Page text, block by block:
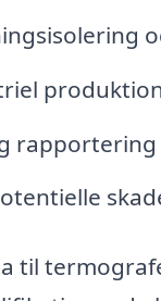
til